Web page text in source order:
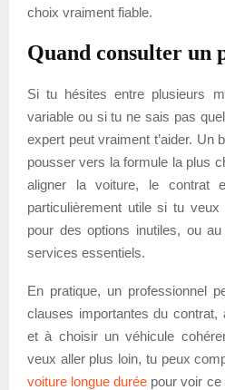
choix vraiment fiable.
Quand consulter un
Si tu hésites entre plusieurs
variable ou si tu ne sais pas
expert peut vraiment t’aider. Un
pousser vers la formule la plus
aligner la voiture, le contrat
particulièrement utile si tu
pour des options inutiles, ou
services essentiels.
En pratique, un professionnel
clauses importantes du
et à choisir un véhicule
veux aller plus loin, tu peux
voiture longue durée pour voir